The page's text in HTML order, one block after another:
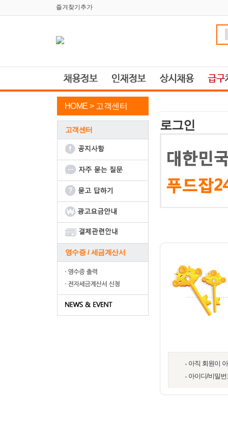
즐겨찾기추가
HOME > 고객센터
고객센터
영수증 / 세금계산서
로그인
아직 회원이
아이디/비밀